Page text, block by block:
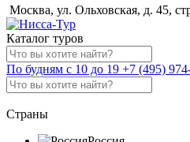
Москва, ул. Ольховская, д. 45,
Каталог туров
По будням с 10 до 19 +7 (495)
Страны